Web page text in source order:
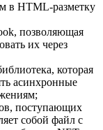
в HTML-разметку
позволяющая
их через
которая
асинхронные
поступающих
собой файл с